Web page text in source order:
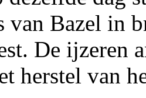
van Bazel in
De ijzeren
herstel van